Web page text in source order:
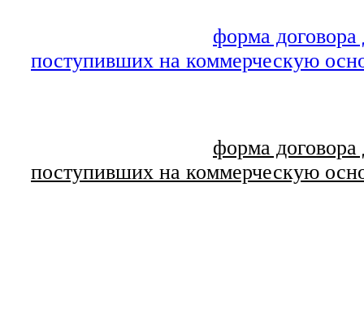
форма
поступивших на коммерческую
форма
поступивших на коммерческую